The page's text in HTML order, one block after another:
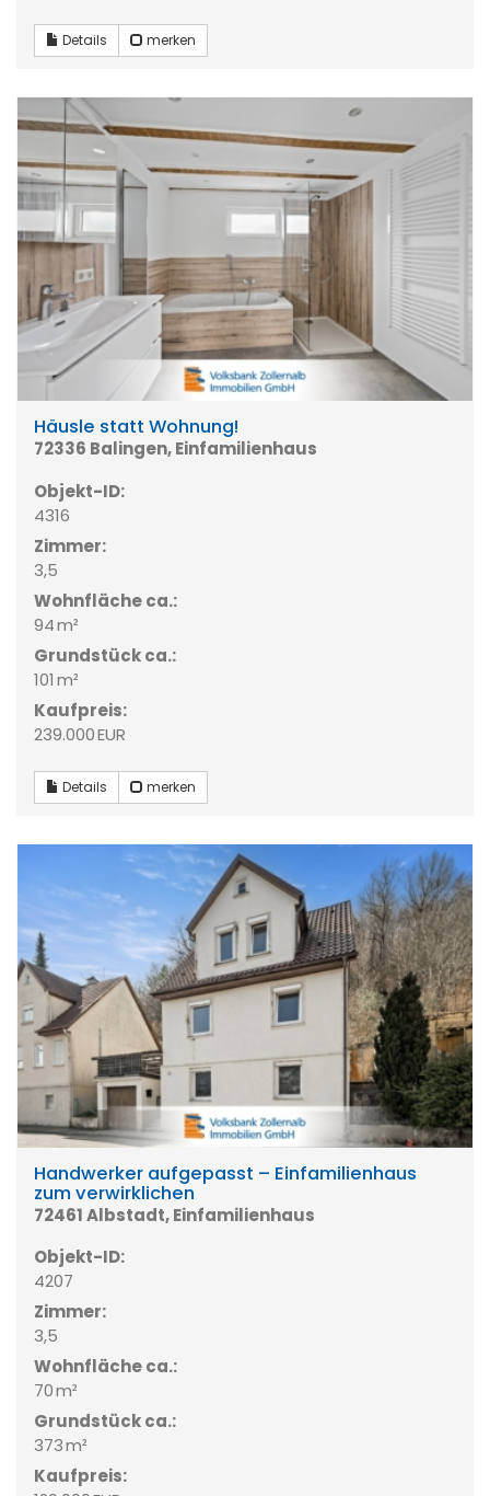
Details merken
Häusle statt Wohnung!
72336 Balingen, Einfamilienhaus
Objekt-ID:
4316
Zimmer:
3,5
Wohnfläche ca.:
94 m²
Grund­stück ca.:
101 m²
Kaufpreis:
239.000 EUR
Details merken
Handwerker aufgepasst – Einfamilienhaus
zum verwirklichen
72461 Albstadt, Einfamilienhaus
Objekt-ID:
4207
Zimmer:
3,5
Wohnfläche ca.:
70 m²
Grund­stück ca.:
373 m²
Kaufpreis: